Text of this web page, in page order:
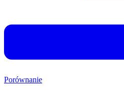
Porównanie